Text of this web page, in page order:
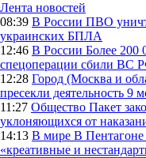
Лента новостей
08:39 В России ПВО
украинских БПЛА
12:46 В России Более 200
спецоперации сбили ВС
12:28 Город (Москва и
пресекли деятельность 9
11:27 Общество Пакет
уклоняющихся от
14:13 В мире В Пентагоне
«креативные и